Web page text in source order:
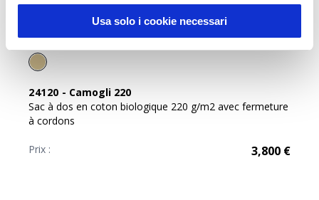
Usa solo i cookie necessari
Sustainable Living
24120 - Camogli 220
Sac à dos en coton biologique 220 g/m2 avec fermeture
à cordons
Prix : 3,800 €